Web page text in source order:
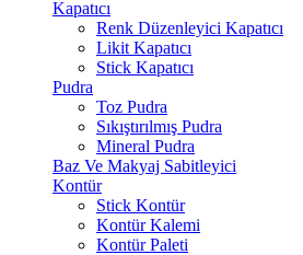
Kapatıcı
Renk Düzenleyici Kapatıcı
Likit Kapatıcı
Stick Kapatıcı
Pudra
Toz Pudra
Sıkıştırılmış Pudra
Mineral Pudra
Baz Ve Makyaj Sabitleyici
Kontür
Stick Kontür
Kontür Kalemi
Kontür Paleti